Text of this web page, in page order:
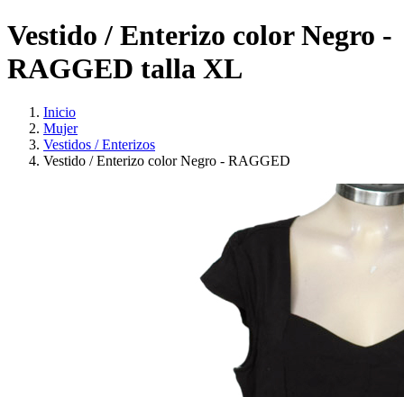
Vestido / Enterizo color Negro -
RAGGED talla XL
Inicio
Mujer
Vestidos / Enterizos
Vestido / Enterizo color Negro - RAGGED